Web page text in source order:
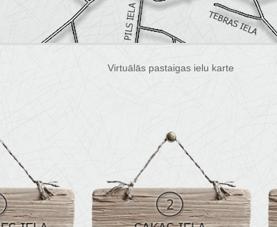
Virtuālās pastaigas ielu karte